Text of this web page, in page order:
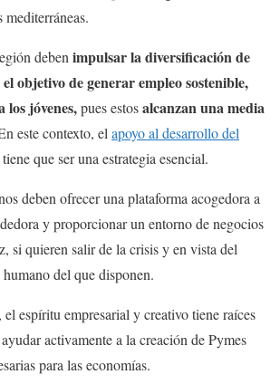
mediterráneas.
debenimpulsar la diversificación de
objetivo de generar empleo sostenible,
los jóvenes,pues estosalcanzan una media
este contexto, elapoyo al desarrollo del
tiene que ser una estrategia esencial.
deben ofrecer una plataforma acogedora a
y proporcionar un entorno de negocios
si quieren salir de la crisis y en vista del
del que disponen.
espíritu empresarial y creativo tiene raíces
activamente a la creación de Pymes
para las economías.